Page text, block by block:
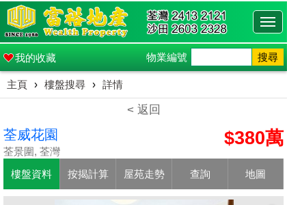
我的收藏 物業編號 搜尋
主頁 › 樓盤搜尋 › 詳情
< 返回
荃威花園
荃景圍, 荃灣
$380萬
樓盤資料 按揭計算 屋苑走勢 查詢 地圖